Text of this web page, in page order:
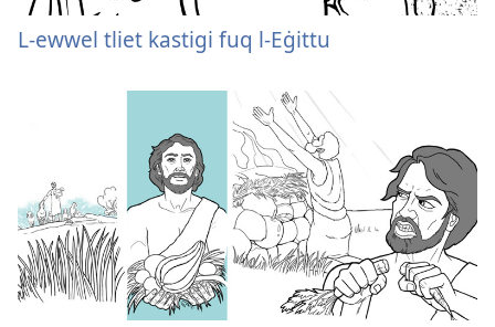
L-ewwel tliet kastigi fuq l-Eġittu